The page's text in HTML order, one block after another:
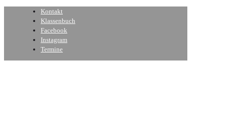
Kontakt
Klassenbuch
Facebook
Instagram
Termine